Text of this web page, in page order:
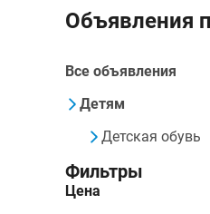
Объявления
Все объявления
Детям
Детская обувь
Фильтры
Цена